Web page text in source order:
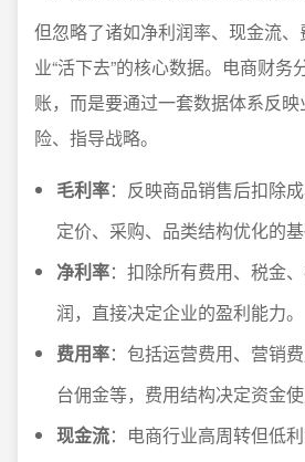
但忽略了诸如净利润率、现金流
业“活下去”的核心数据。电商财务
账，而是要通过一套数据体系反
险、指导战略。
毛利率：反映商品销售后扣除
定价、采购、品类结构优化的基
净利率：扣除所有费用、税金
润，直接决定企业的盈利能力。
费用率：包括运营费用、营销
台佣金等，费用结构决定资金使
现金流：电商行业高周转但低